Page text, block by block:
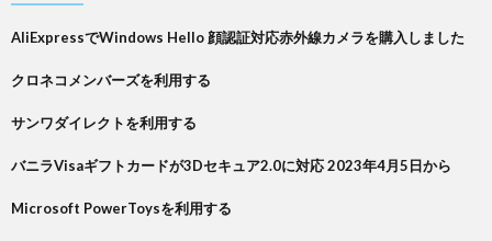
AliExpressでWindows Hello 顔認証対応赤外線カメラを購入しました
クロネコメンバーズを利用する
サンワダイレクトを利用する
バニラVisaギフトカードが3Dセキュア2.0に対応 2023年4月5日から
Microsoft PowerToysを利用する